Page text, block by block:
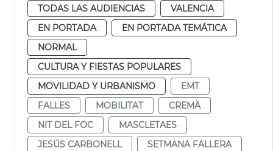
TODAS LAS AUDIENCIAS
VALENCIA
EN PORTADA
EN PORTADA TEMÁTICA
NORMAL
CULTURA Y FIESTAS POPULARES
MOVILIDAD Y URBANISMO
EMT
FALLES
MOBILITAT
CREMÀ
NIT DEL FOC
MASCLETAES
JESÚS CARBONELL
SETMANA FALLERA